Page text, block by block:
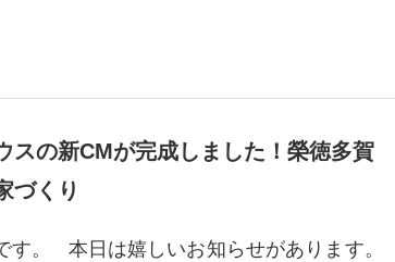
スの新CMが完成しました！榮徳多賀
づくり
す。 本日は嬉しいお知らせがあります。